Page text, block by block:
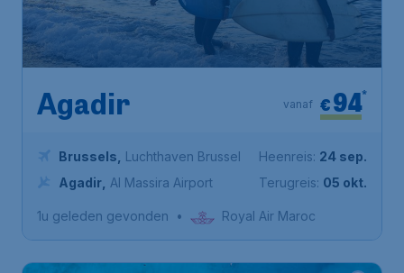
Agadir €94*
vanaf
Brussels
Luchthaven Brussel
Agadir Al Massira Airport
Heenreis: 24 sep.
Terugreis: 05 okt.
1u geleden gevonden • Royal Air Maroc